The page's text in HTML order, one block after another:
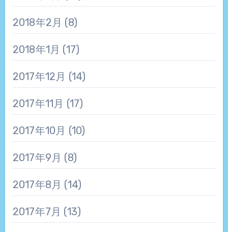
2018年2月 (8)
2018年1月 (17)
2017年12月 (14)
2017年11月 (17)
2017年10月 (10)
2017年9月 (8)
2017年8月 (14)
2017年7月 (13)